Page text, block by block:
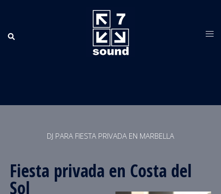
DJ PARA FIESTA PRIVADA EN MARBELLA
Fiesta privada en Costa del
Sol